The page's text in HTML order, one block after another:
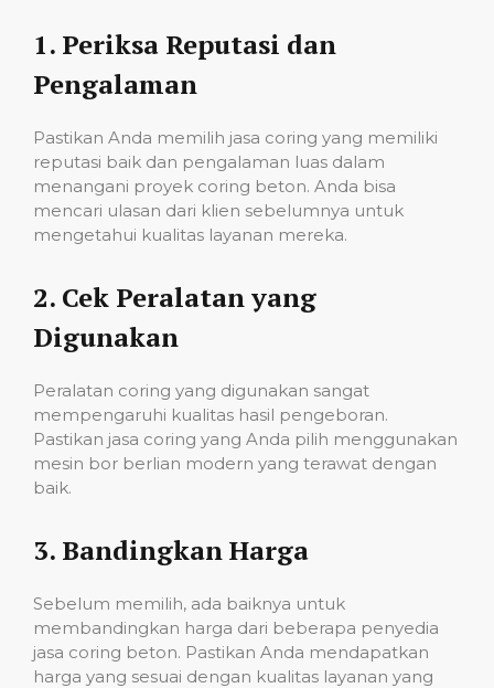
1. Periksa Reputasi dan
Pengalaman
Pastikan Anda memilih jasa coring yang memiliki
reputasi baik dan pengalaman luas dalam
menangani proyek coring beton. Anda bisa
mencari ulasan dari klien sebelumnya untuk
mengetahui kualitas layanan mereka.
2. Cek Peralatan yang
Digunakan
Peralatan coring yang digunakan sangat
mempengaruhi kualitas hasil pengeboran.
Pastikan jasa coring yang Anda pilih menggunakan
mesin bor berlian modern yang terawat dengan
baik.
3. Bandingkan Harga
Sebelum memilih, ada baiknya untuk
membandingkan harga dari beberapa penyedia
jasa coring beton. Pastikan Anda mendapatkan
harga yang sesuai dengan kualitas layanan yang